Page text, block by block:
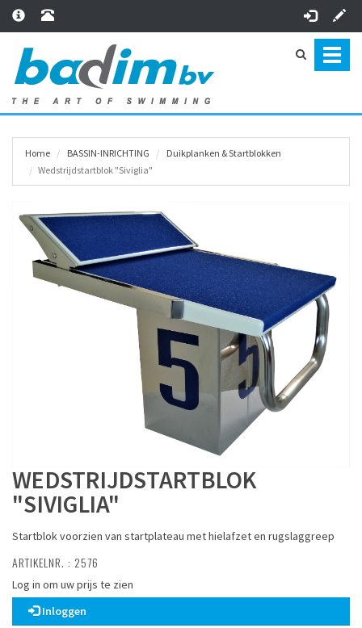
Home BASSIN-INRICHTING
Duikplanken & Startblokken
Wedstrijdstartblok "Siviglia"
WEDSTRIJDSTARTBLOK
"SIVIGLIA"
Startblok voorzien van startplateau met hielafzet en rugslaggreep
ARTIKELNR. : 2576
Log in om uw prijs te zien
Inloggen